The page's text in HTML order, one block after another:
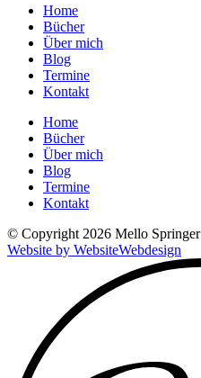
Home
Bücher
Über mich
Blog
Termine
Kontakt
Home
Bücher
Über mich
Blog
Termine
Kontakt
© Copyright 2026 Mello Springer
Website by WebsiteWebdesign